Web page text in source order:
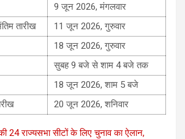
9 जून 2026, मंगलवार
तारीख
11 जून 2026, गुरुवार
18 जून 2026, गुरुवार
सुबह 9 बजे से शाम 4 बजे तक
18 जून 2026, शाम 5 बजे
20 जून 2026, शनिवार
24 राज्यसभा सीटों के लिए चुनाव का ऐलान,